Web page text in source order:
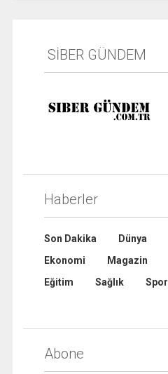
SİBER GÜNDEM
Haberler
Son Dakika Dünya
Ekonomi
Magazin
Eğitim
Sağlık Spor
Abone